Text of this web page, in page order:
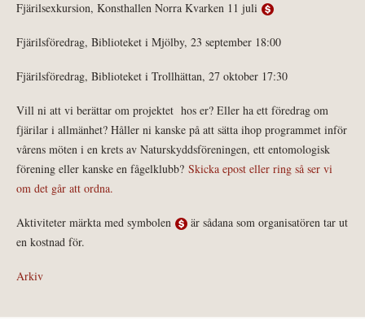
Fjärilsexkursion, Konsthallen Norra Kvarken 11 juli
Fjärilsföredrag, Biblioteket i Mjölby, 23 september 18:00
Fjärilsföredrag, Biblioteket i Trollhättan, 27 oktober 17:30
Vill ni att vi berättar om projektet hos er? Eller ha ett föredrag om
fjärilar i allmänhet? Håller ni kanske på att sätta ihop programmet inför
vårens möten i en krets av Naturskyddsföreningen, ett entomologisk
förening eller kanske en fågelklubb? Skicka epost eller ring så ser vi
om det går att ordna.
Aktiviteter märkta med symbolen
är sådana som organisatören tar ut
en kostnad för.
Arkiv